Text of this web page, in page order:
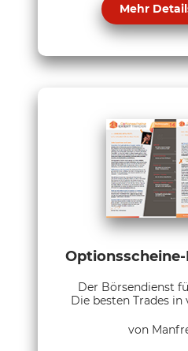
Mehr
Der Börsendienst
Die besten Trades
von